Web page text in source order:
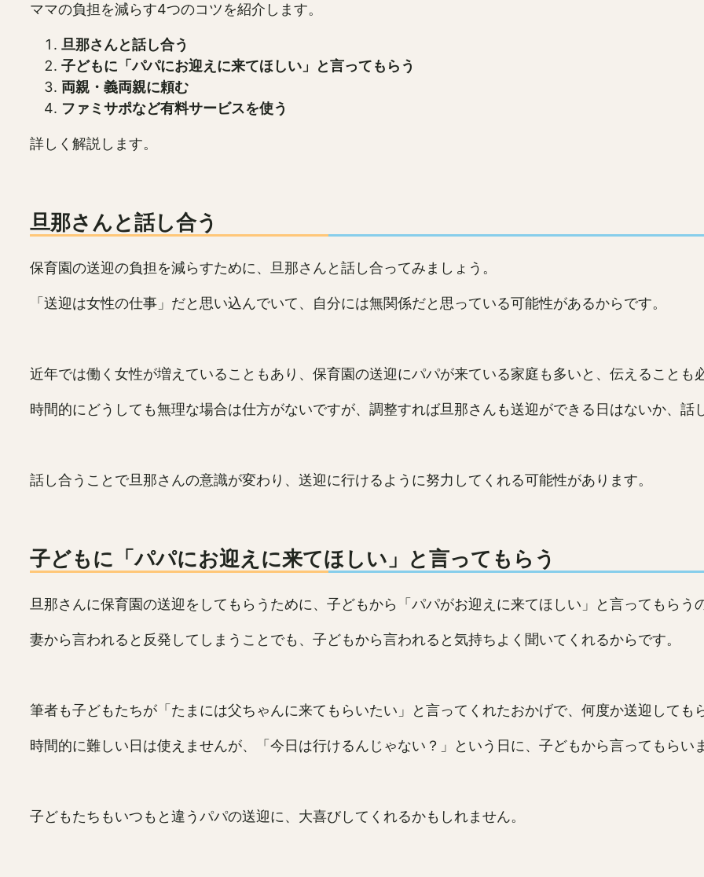
ママの負担を減らす4つのコツを紹介します。
旦那さんと話し合う
子どもに「パパにお迎えに来てほしい」と言ってもらう
両親・義両親に頼む
ファミサポなど有料サービスを使う
詳しく解説します。
旦那さんと話し合う
保育園の送迎の負担を減らすために、旦那さんと話し合ってみましょう。
「送迎は女性の仕事」だと思い込んでいて、自分には無関係だと思っている可能性があるからです。
近年では働く女性が増えていることもあり、保育園の送迎にパパが来ている家庭も多いと、伝えることも
時間的にどうしても無理な場合は仕方がないですが、調整すれば旦那さんも送迎ができる日はないか、話
話し合うことで旦那さんの意識が変わり、送迎に行けるように努力してくれる可能性があります。
子どもに「パパにお迎えに来てほしい」と言ってもらう
旦那さんに保育園の送迎をしてもらうために、子どもから「パパがお迎えに来てほしい」と言ってもらう
妻から言われると反発してしまうことでも、子どもから言われると気持ちよく聞いてくれるからです。
筆者も子どもたちが「たまには父ちゃんに来てもらいたい」と言ってくれたおかげで、何度か送迎しても
時間的に難しい日は使えませんが、「今日は行けるんじゃない？」という日に、子どもから言ってもらい
子どもたちもいつもと違うパパの送迎に、大喜びしてくれるかもしれません。